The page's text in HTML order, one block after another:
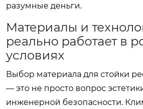
разумные деньги.
Материалы и
реально работает в
условиях
Выбор материала для стойки
— это не просто вопрос
инженерной безопасности.